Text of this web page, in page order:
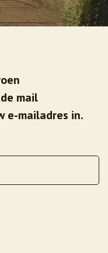
mail
e-mailadres in.